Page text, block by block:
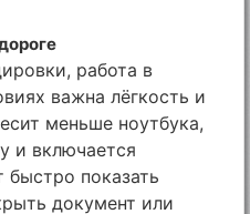
работа в
важна лёгкость и
меньше ноутбука,
и включается
быстро показать
документ или